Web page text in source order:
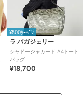
¥500ｸｰﾎﾟﾝ
ラ バガジェリー
シャドージャカード A4トート
バッグ
¥18,700